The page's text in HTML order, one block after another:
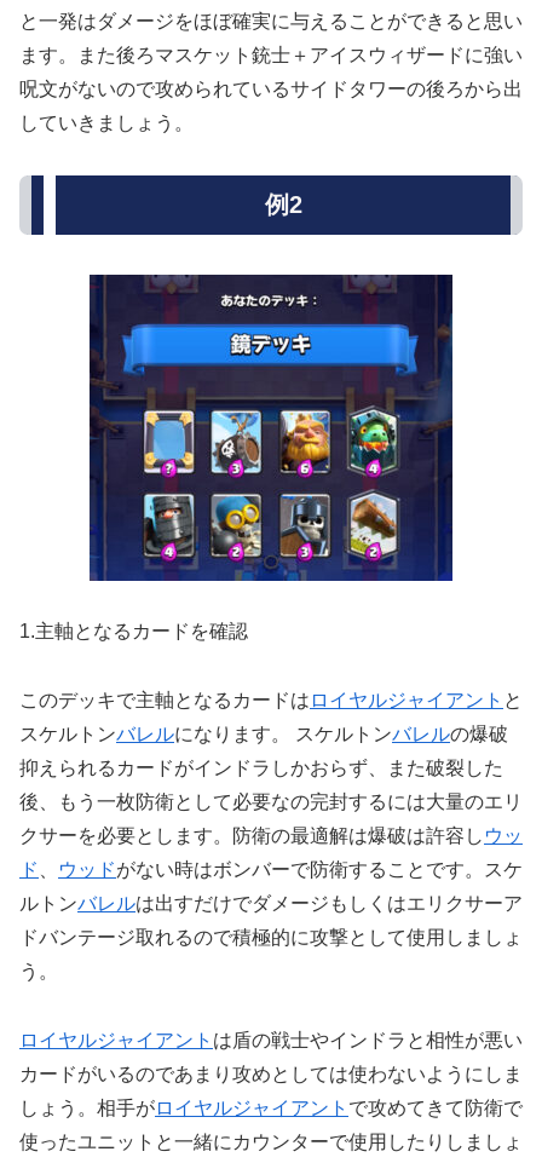
と一発はダメージをほぼ確実に与えることができると思い
ます。また後ろマスケット銃士＋アイスウィザードに強い
呪文がないので攻められているサイドタワーの後ろから出
していきましょう。
例2
1.主軸となるカードを確認
このデッキで主軸となるカードは ロイヤルジャイアント と
スケルトンバレルになります。 スケルトンバレルの爆破
抑えられるカードがインドラしかおらず、また破裂した
後、もう一枚防衛として必要なの完封するには大量のエリ
クサーを必要とします。防衛の最適解は爆破は許容し ウッ
ド
ウッドがない時はボンバーで防衛することです。スケ
ルトンバレルは出すだけでダメージもしくはエリクサーア
ドバンテージ取れるので積極的に攻撃として使用しましょ
う。
ロイヤルジャイアント は盾の戦士やインドラと相性が悪い
カードがいるのであまり攻めとしては使わないようにしま
しょう。相手がロイヤルジャイアント で攻めてきて防衛で
使ったユニットと一緒にカウンターで使用したりしましょ